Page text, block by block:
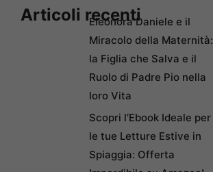
Articoli recentiEleonora Daniele e il
Miracolo della Maternità:
la Figlia che Salva e il
Ruolo di Padre Pio nella
loro Vita
Scopri l’Ebook Ideale per
le tue Letture Estive in
Spiaggia: Offerta